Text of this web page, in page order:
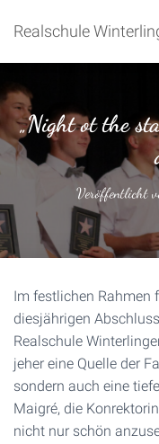
Realschule
„Night ot the
Veröffentlicht
Im festlichen Rahmen
diesjährigen
Realschule
jeher eine Quelle der
sondern auch eine
Maigré, die
nicht nur schön